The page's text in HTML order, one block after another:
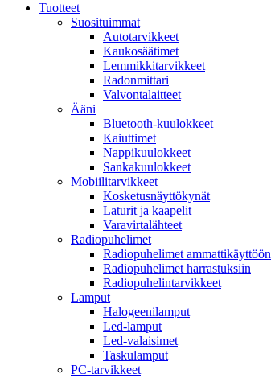
Tuotteet
Suosituimmat
Autotarvikkeet
Kaukosäätimet
Lemmikkitarvikkeet
Radonmittari
Valvontalaitteet
Ääni
Bluetooth-kuulokkeet
Kaiuttimet
Nappikuulokkeet
Sankakuulokkeet
Mobiilitarvikkeet
Kosketusnäyttökynät
Laturit ja kaapelit
Varavirtalähteet
Radiopuhelimet
Radiopuhelimet ammattikäyttöön
Radiopuhelimet harrastuksiin
Radiopuhelintarvikkeet
Lamput
Halogeenilamput
Led-lamput
Led-valaisimet
Taskulamput
PC-tarvikkeet